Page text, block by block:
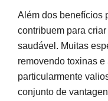
Além dos benefícios
contribuem para
saudável. Muitas
removendo toxinas
particularmente
conjunto de